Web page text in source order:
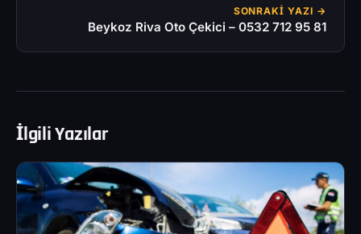
SONRAKI YAZI →
Beykoz Riva Oto Çekici – 0532 712 95 81
İlgili Yazılar